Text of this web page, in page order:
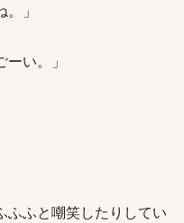
」
い。」
ふふと嘲笑したりしてい